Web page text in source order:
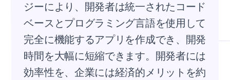
ジーにより、開発者は統一されたコード
ベースとプログラミング言語を使用して
完全に機能するアプリを作成でき、開発
時間を大幅に短縮できます。開発者には
効率性を、企業には経済的メリットを約